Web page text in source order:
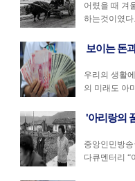
어렸을 때 겨
하는것이였
보이는 돈
우리의 생활
의 미래도 아
'아리랑의
중앙인민방
다큐멘터리 “